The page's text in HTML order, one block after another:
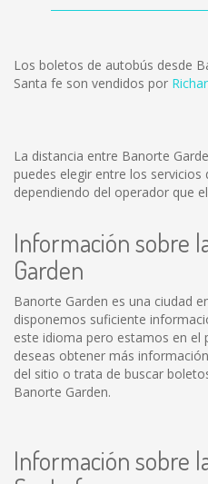
Los boletos de autobús desde
Santa fe son vendidos por
La distancia entre Banorte
puedes elegir entre los servicios
dependiendo del operador que
Información sobre
Garden
Banorte Garden es una ciudad
disponemos suficiente
este idioma pero estamos en el
deseas obtener más
del sitio o trata de buscar
Banorte Garden.
Información sobre